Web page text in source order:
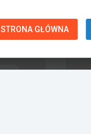
STRONA GŁÓWNA